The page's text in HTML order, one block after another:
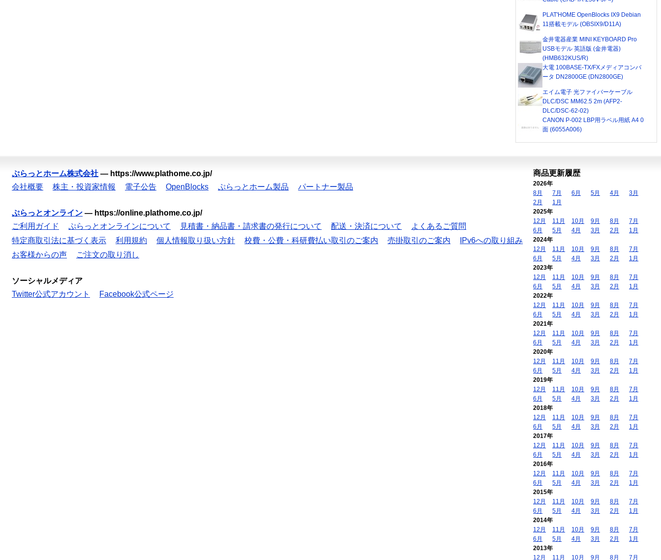
PLAT'HOME OpenBlocks IX9 Debian
11搭載モデル (OBSIX9/D11A)
金井電器産業 MINI KEYBOARD Pro
USBモデル 英語版 (金井電器)
(HMB632KUS/R)
大電 100BASE-TX/FXメディアコンバ
ータ DN2800GE (DN2800GE)
エイム電子 光ファイバーケーブル
DLC/DSC MM62.5 2m (AFP2-
DLC/DSC-62-02)
CANON P-002 LBP用ラベル用紙 A4 0
面 (6055A006)
ぷらっとホーム株式会社 — https://www.plathome.co.jp/
会社概要
株主・投資家情報 電子公告 OpenBlocks ぷらっとホーム製品 パートナー製品
ぷらっとオンライン — https://online.plathome.co.jp/
ご利用ガイド
ぷらっとオンラインについて 見積書・納品書・請求書の発行について 配送・決済について
よくあるご質問
特定商取引法に基づく表示
利用規約 個人情報取り扱い方針 校費・公費・科研費払い取引のご案内 売掛取引のご案内
IPv6への取り組み
お客様からの声
ご注文の取り消し
ソーシャルメディア
Twitter公式アカウント
Facebook公式ページ
商品更新履歴
2026年
8月
7月 6月 5月 4月
3月
2月
1月
2025年
12月
11月 10月 9月 8月
7月
6月
5月 4月 3月 2月
1月
2024年
12月
11月 10月 9月 8月
7月
6月
5月 4月 3月 2月
1月
2023年
12月
11月 10月 9月 8月
7月
6月
5月 4月 3月 2月
1月
2022年
12月
11月 10月 9月 8月
7月
6月
5月 4月 3月 2月
1月
2021年
12月
11月 10月 9月 8月
7月
6月
5月 4月 3月 2月
1月
2020年
12月
11月 10月 9月 8月
7月
6月
5月 4月 3月 2月
1月
2019年
12月
11月 10月 9月 8月
7月
6月
5月 4月 3月 2月
1月
2018年
12月
11月 10月 9月 8月
7月
6月
5月 4月 3月 2月
1月
2017年
12月
11月 10月 9月 8月
7月
6月
5月 4月 3月 2月
1月
2016年
12月
11月 10月 9月 8月
7月
6月
5月 4月 3月 2月
1月
2015年
12月
11月 10月 9月 8月
7月
6月
5月 4月 3月 2月
1月
2014年
12月
11月 10月 9月 8月
7月
6月
5月 4月 3月 2月
1月
2013年
12月
11月 10月 9月 8月 7月